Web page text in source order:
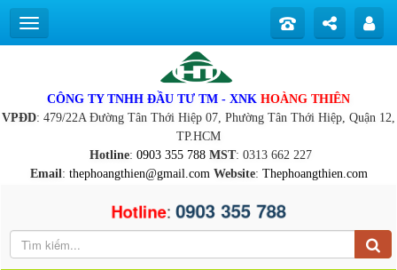
CÔNG TY TNHH ĐẦU TƯ TM - XNK HOÀNG THIÊN
VPĐD: 479/22A Đường Tân Thới Hiệp 07, Phường Tân Thới Hiệp, Quận 12,
TP.HCM
Hotline: 0903 355 788 MST: 0313 662 227
Email: thephoangthien@gmail.com Website: Thephoangthien.com
Hotline: 0903 355 788